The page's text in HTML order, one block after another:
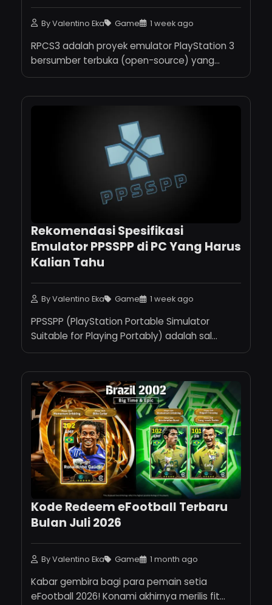
By Valentino Eka Game 1 week ago
RPCS3 adalah proyek emulator PlayStation 3
bersumber terbuka (open-source) yang...
Rekomendasi Spesifikasi
Emulator PPSSPP di PC Yang Harus
Kalian Tahu
By Valentino Eka Game 1 week ago
PPSSPP (PlayStation Portable Simulator
Suitable for Playing Portably) adalah sal...
Kode Redeem eFootball Terbaru
Bulan Juli 2026
By Valentino Eka Game 1 month ago
Kabar gembira bagi para pemain setia
eFootball 2026! Konami akhirnya merilis fit...